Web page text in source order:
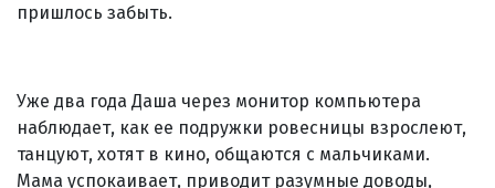
пришлось забыть.
Уже два года Даша через монитор компьютера
наблюдает, как ее подружки ровесницы взрослеют,
танцуют, хотят в кино, общаются с мальчиками.
Мама успокаивает, приводит разумные доводы,